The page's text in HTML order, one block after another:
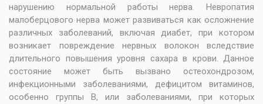
нарушению нормальной работы нерва. Невропатия
малоберцового нерва может развиваться как осложнение
различных заболеваний, включая диабет, при котором
возникает повреждение нервных волокон вследствие
длительного повышения уровня сахара в крови. Данное
состояние может быть вызвано остеохондрозом,
инфекционными заболеваниями, дефицитом витаминов,
особенно группы В, или заболеваниями, при которых